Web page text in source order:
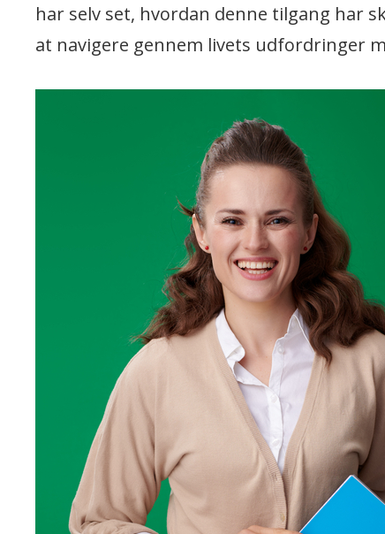
har selv set, hvordan denne tilgang har
at navigere gennem livets udfordringer